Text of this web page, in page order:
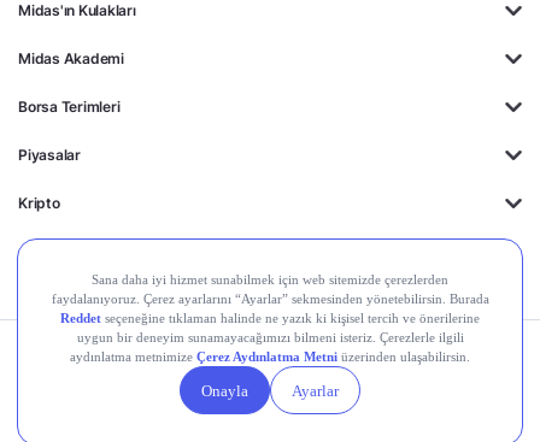
Midas'ın Kulakları
Midas Akademi
Borsa Terimleri
Piyasalar
Kripto
Ayrıcalıklar
Kişisel Verilerin
Gizlilik
Politikası
Yasal
Duyurular
Çerez